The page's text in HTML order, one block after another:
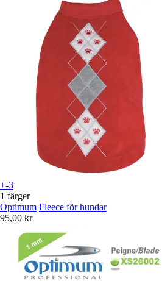
+-3
1 färger
Optimum Fleece för hundar
95,00 kr